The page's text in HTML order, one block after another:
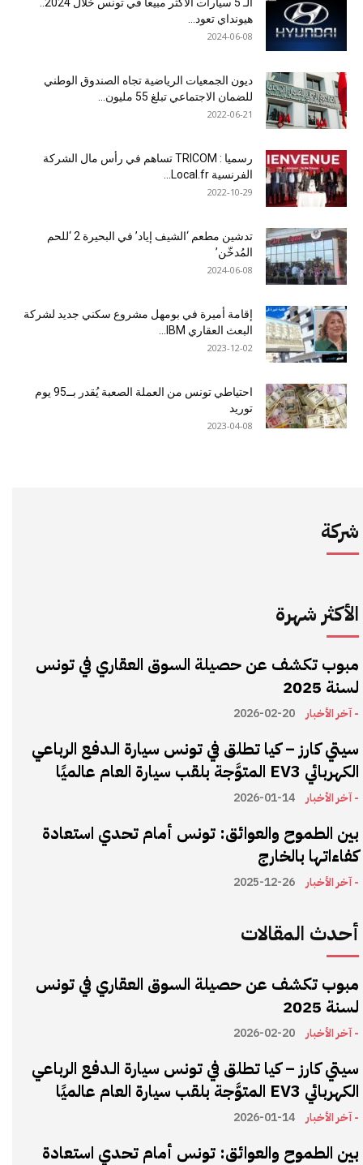
هيونداي تعود...
2024-06-08
ديون الجمعيات الرياضية تجاه الصندوق الوطني
للضمان الاجتماعي تبلغ 55 مليون...
2022-06-21
رسميا : TRICOM تساهم في رأس مال الشركة
الفرنسية Local.fr...
2022-10-29
تدشين مطعم ‘الشيف إياد’ في البحيرة 2 ‘للحم
المُدخّن’
2024-06-08
إقامة أميرة في بومهل مشروع سكني جديد لشركة
البعث العقاري IBM...
2023-12-02
احتياطي تونس من العملة الصعبة يُقدر بــ95 يوم
توريد
2023-04-08
شركة
الأكثر شهرة
مبوب تكشف عن حصيلة السوق العقاري في تونس
لسنة 2025
- آخر الأخبار 2026-02-20
سيتي كارز – كيا تطلق في تونس سيارة الـدفع الرباعي
الكهربائي EV3 المتوَّجة بلقب سيارة العام عالميًا
- آخر الأخبار 2026-01-14
بين الطموح والعوائق: تونس أمام تحدي استعادة
كفاءاتها بالخارج
- آخر الأخبار 2025-12-26
أحدث المقالات
مبوب تكشف عن حصيلة السوق العقاري في تونس
لسنة 2025
- آخر الأخبار 2026-02-20
سيتي كارز – كيا تطلق في تونس سيارة الـدفع الرباعي
الكهربائي EV3 المتوَّجة بلقب سيارة العام عالميًا
- آخر الأخبار 2026-01-14
بين الطموح والعوائق: تونس أمام تحدي استعادة